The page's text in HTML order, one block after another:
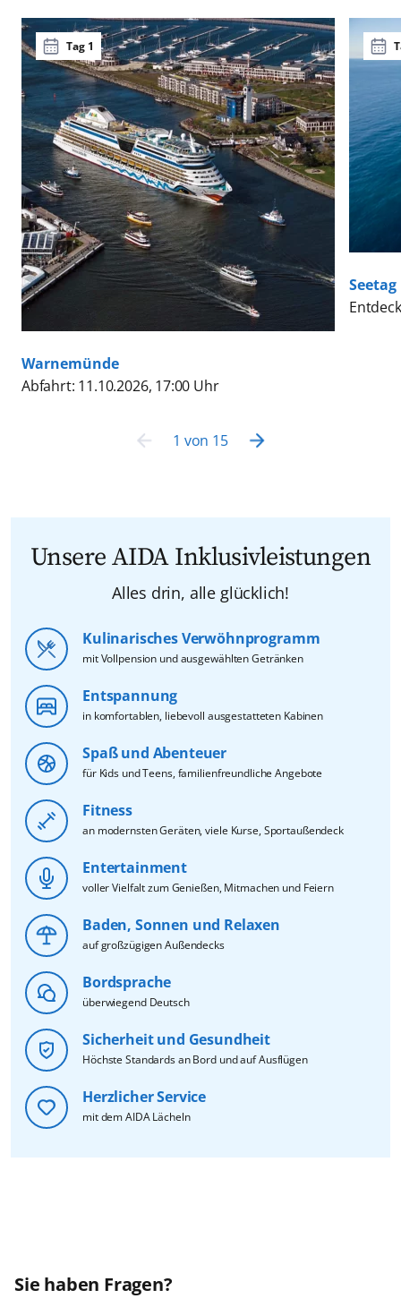
Tag 1
Warnemünde
Abfahrt: 11.10.2026, 17:00 Uhr
Seetag
1 von 15
Unsere AIDA Inklusivleistungen
Alles drin, alle glücklich!
Kulinarisches Verwöhnprogramm
mit Vollpension und ausgewählten Getränken
Entspannung
in komfortablen, liebevoll ausgestatteten Kabinen
Spaß und Abenteuer
für Kids und Teens, familienfreundliche Angebote
Fitness
an modernsten Geräten, viele Kurse, Sportaußendeck
Entertainment
voller Vielfalt zum Genießen, Mitmachen und Feiern
Baden, Sonnen und Relaxen
auf großzügigen Außendecks
Bordsprache
überwiegend Deutsch
Sicherheit und Gesundheit
Höchste Standards an Bord und auf Ausflügen
Herzlicher Service
mit dem AIDA Lächeln
Sie haben Fragen?